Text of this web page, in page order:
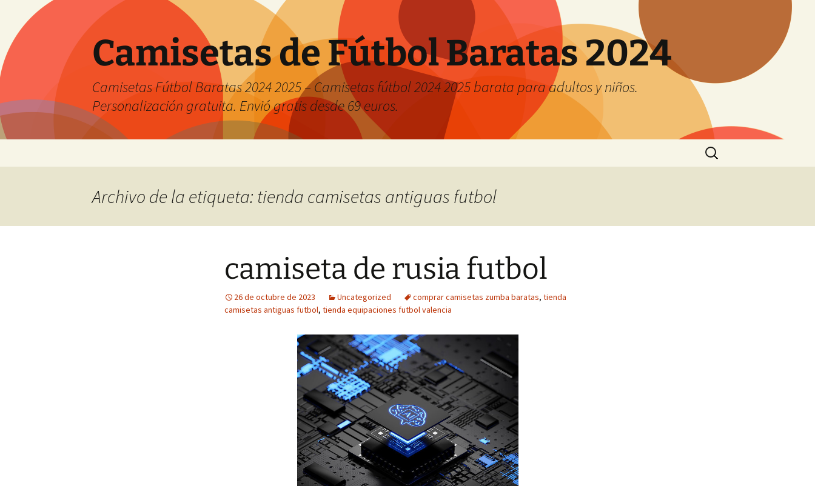
Camisetas de Fútbol Baratas 2024
Camisetas Fútbol Baratas 2024 2025 – Camisetas fútbol 2024 2025 barata para adultos y niños.
Personalización gratuita. Envió gratis desde 69 euros.
Buscar:
Archivo de la etiqueta: tienda camisetas antiguas futbol
camiseta de rusia futbol
26 de octubre de 2023 Uncategorized comprar camisetas zumba baratas, tienda
camisetas antiguas futbol, tienda equipaciones futbol valencia